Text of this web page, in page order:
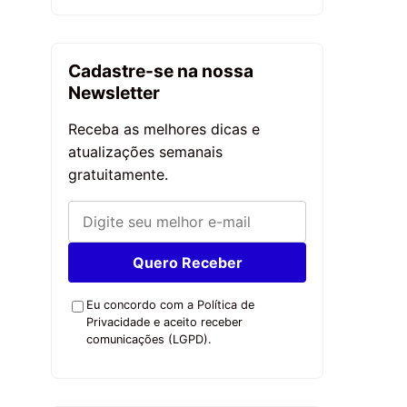
Cadastre-se na nossa
Newsletter
Receba as melhores dicas e
atualizações semanais
gratuitamente.
Quero Receber
Eu concordo com a Política de
Privacidade e aceito receber
comunicações (LGPD).